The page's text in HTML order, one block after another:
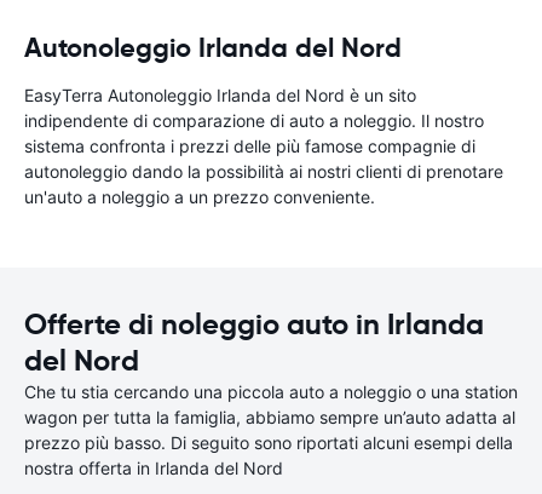
Autonoleggio Irlanda del Nord
EasyTerra Autonoleggio Irlanda del Nord è un sito
indipendente di comparazione di auto a noleggio. Il nostro
sistema confronta i prezzi delle più famose compagnie di
autonoleggio dando la possibilità ai nostri clienti di prenotare
un'auto a noleggio a un prezzo conveniente.
Offerte di noleggio auto in Irlanda
del Nord
Che tu stia cercando una piccola auto a noleggio o una station
wagon per tutta la famiglia, abbiamo sempre un’auto adatta al
prezzo più basso. Di seguito sono riportati alcuni esempi della
nostra offerta in Irlanda del Nord